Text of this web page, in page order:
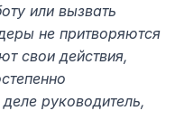
или вызвать
не притворяются
свои действия,
руководитель,